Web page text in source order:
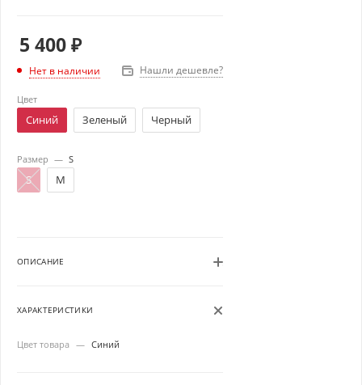
5 400₽
Нет в наличии Нашли дешевле?
Цвет
Синий Зеленый Черный
Размер — S
S M
ОПИСАНИЕ
ХАРАКТЕРИСТИКИ
Цвет товара — Синий